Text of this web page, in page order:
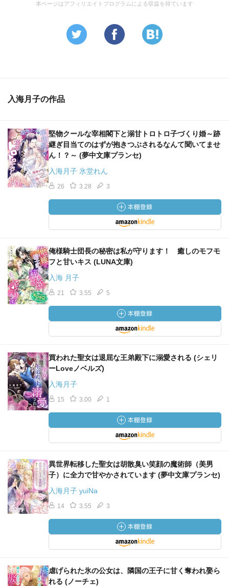
本ページはアフィリエイトプログラムによる収益を得ています
入海月子の作品
堅物クールな宰相閣下と溺甘トロトロ子づくり婚～跡
継ぎ目当てのはずが抱きつぶされるなんて聞いてませ
ん！？～ (夢中文庫プランセ)
入海月子 氷堂れん
26 3.28 3
俺様騎士団長の秘密は私が守ります！ 癒しのモフモ
フと甘いキス (LUNA文庫)
入海 月子
21 3.55 5
買われた聖女は退屈な王弟殿下に溺愛される (シェリ
ーLoveノベルズ)
入海月子
15 3.00 1
異世界転移した聖女は胡散臭い笑顔の魔術師（美男
子）に全力で甘やかされています (夢中文庫プランセ)
入海月子 yuiNa
14 3.55 3
虐げられた氷の公女は、隣国の王子に甘く奪われ娶ら
れる (ノーチェ)